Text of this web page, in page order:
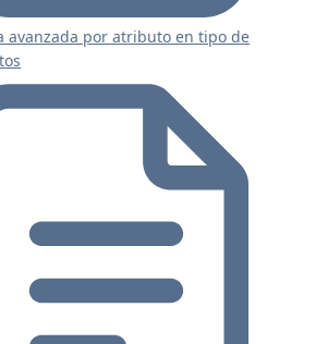
avanzada por atributo en tipo de